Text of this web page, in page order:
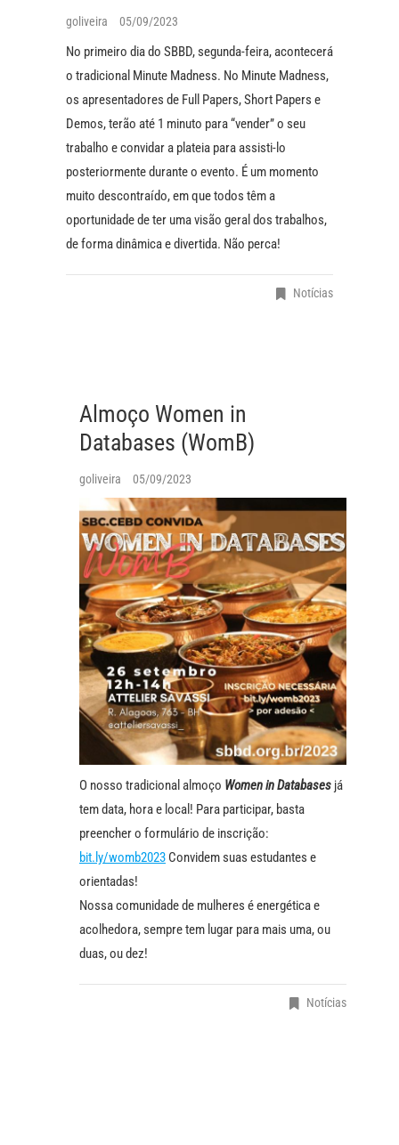
goliveira 05/09/2023
No primeiro dia do SBBD, segunda-feira, acontecerá
o tradicional Minute Madness. No Minute Madness,
os apresentadores de Full Papers, Short Papers e
Demos, terão até 1 minuto para “vender” o seu
trabalho e convidar a plateia para assisti-lo
posteriormente durante o evento. É um momento
muito descontraído, em que todos têm a
oportunidade de ter uma visão geral dos trabalhos,
de forma dinâmica e divertida. Não perca!
Notícias
Almoço Women in
Databases (WomB)
goliveira 05/09/2023
O nosso tradicional almoço Women in Databases já
tem data, hora e local! Para participar, basta
preencher o formulário de inscrição:
bit.ly/womb2023 Convidem suas estudantes e
orientadas!
Nossa comunidade de mulheres é energética e
acolhedora, sempre tem lugar para mais uma, ou
duas, ou dez!
Notícias